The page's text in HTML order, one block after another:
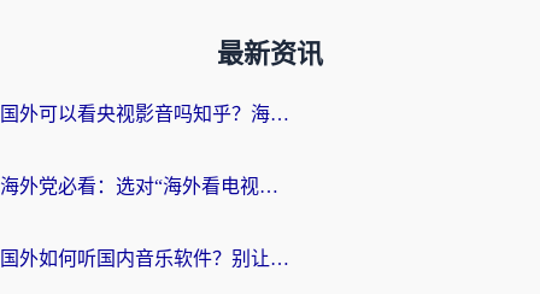
最新资讯
国外可以看央视影音吗知乎？海外党亲测有效的回国加速方案
海外党必看：选对“海外看电视剧软件”，再也不用愁国内剧刷不了
国外如何听国内音乐软件？别让地域限制，断了你的中文歌单